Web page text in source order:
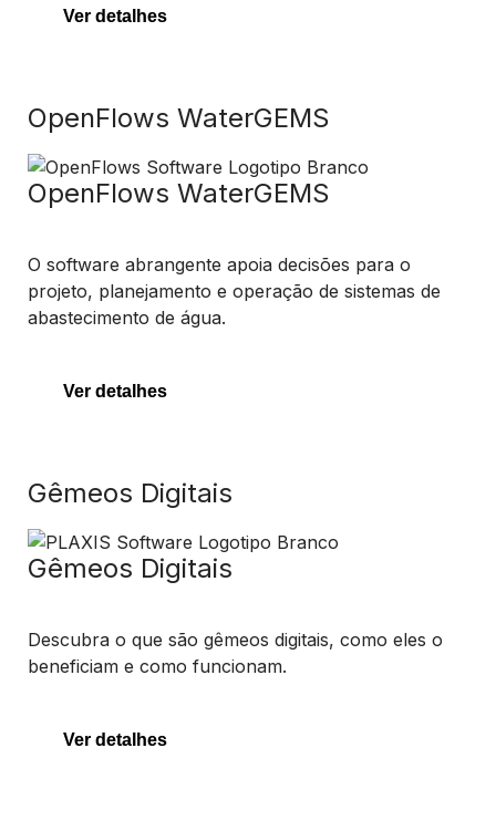
Ver detalhes
OpenFlows WaterGEMS
OpenFlows WaterGEMS
O software abrangente apoia decisões para o
projeto, planejamento e operação de sistemas de
abastecimento de água.
Ver detalhes
Gêmeos Digitais
Gêmeos Digitais
Descubra o que são gêmeos digitais, como eles o
beneficiam e como funcionam.
Ver detalhes